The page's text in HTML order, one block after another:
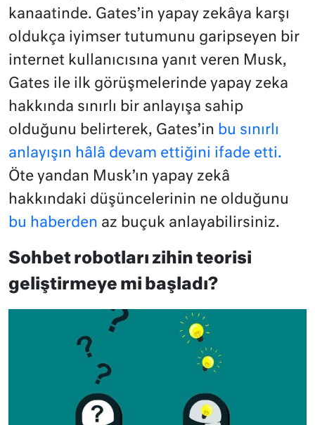
kanaatinde. Gates’in yapay zekâya karşı
oldukça iyimser tutumunu garipseyen bir
internet kullanıcısına yanıt veren Musk,
Gates ile ilk görüşmelerinde yapay zeka
hakkında sınırlı bir anlayışa sahip
olduğunu belirterek, Gates’in bu sınırlı
anlayışın hâlâ devam ettiğini ifade etti.
Öte yandan Musk’ın yapay zekâ
hakkındaki düşüncelerinin ne olduğunu
bu haberden az buçuk anlayabilirsiniz.
Sohbet robotları zihin teorisi
geliştirmeye mi başladı?